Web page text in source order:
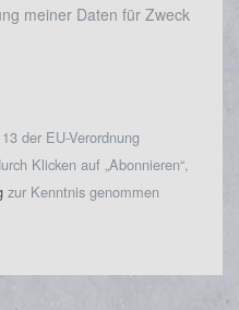
meiner Daten für Zweck
der EU-Verordnung
Klicken auf „Abonnieren“,
zur Kenntnis genommen